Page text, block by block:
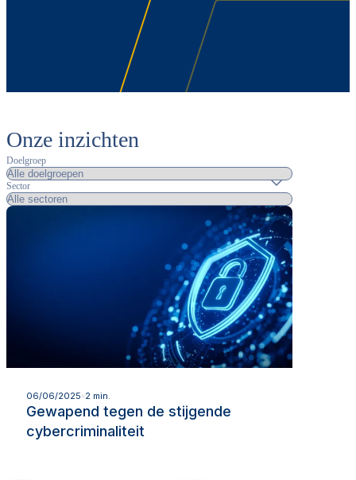
Onze inzichten
Doelgroep
Sector
06/06/2025 2 min.
Gewapend tegen de stijgende
cybercriminaliteit
Lees meer